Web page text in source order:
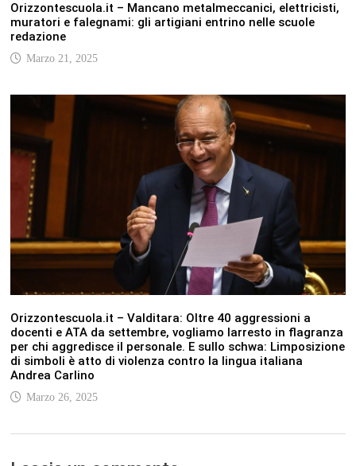
Orizzontescuola.it – Mancano metalmeccanici, elettricisti,
muratori e falegnami: gli artigiani entrino nelle scuole
redazione
Marzo 21, 2025
Orizzontescuola.it – Valditara: Oltre 40 aggressioni a
docenti e ATA da settembre, vogliamo larresto in flagranza
per chi aggredisce il personale. E sullo schwa: Limposizione
di simboli è atto di violenza contro la lingua italiana
Andrea Carlino
Marzo 26, 2025